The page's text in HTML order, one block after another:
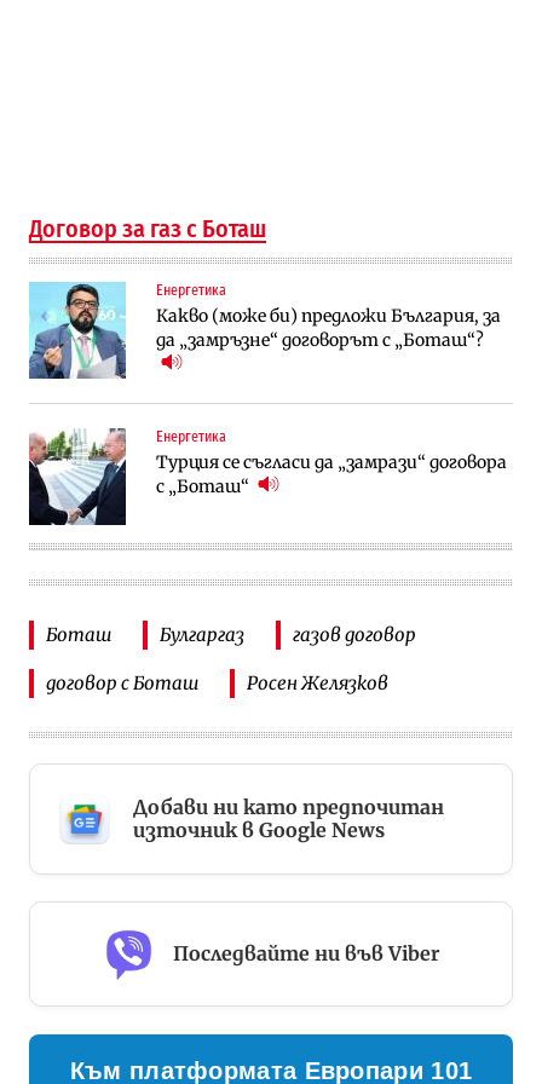
Договор за газ с Боташ
Енергетика
Какво (може би) предложи България, за
да „замръзне“ договорът с „Боташ“?
Енергетика
Турция се съгласи да „замрази“ договора
с „Боташ“
Боташ Булгаргаз газов договор
договор с Боташ Росен Желязков
Добави ни като предпочитан
източник в Google News
Последвайте ни във Viber
Към платформата Европари 101